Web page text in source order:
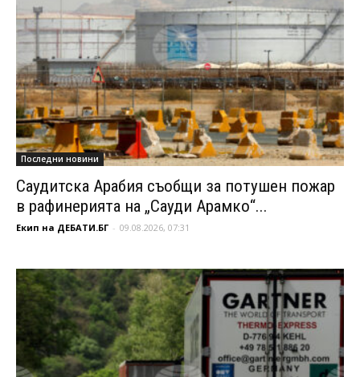
Последни новини
Саудитска Арабия съобщи за потушен пожар
в рафинерията на „Сауди Арамко“...
Екип на ДЕБАТИ.БГ - 09.08.2026, 07:31